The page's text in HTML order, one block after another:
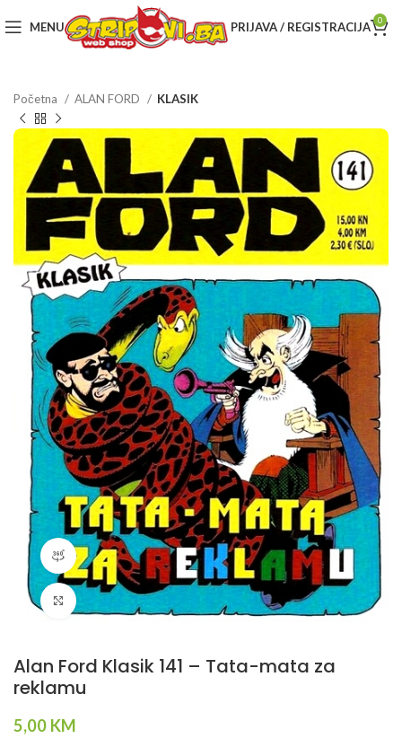
MENU PRIJAVA / REGISTRACIJA 0
Početna ALAN FORD KLASIK
360 product view
Klikni da povečaš
Alan Ford Klasik 141 – Tata-mata za
reklamu
5,00 KM